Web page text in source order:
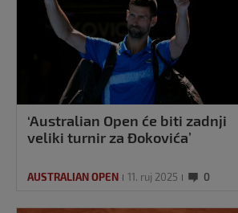
‘Australian Open će biti zadnji
veliki turnir za Đokovića’
AUSTRALIAN OPEN 11. ruj 2025 0